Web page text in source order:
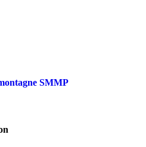
SMMP